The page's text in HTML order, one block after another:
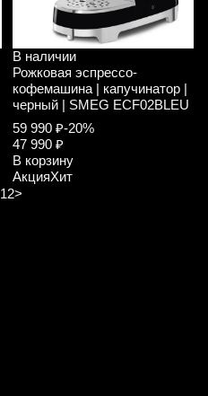
В наличии
Рожковая эспрессо-
кофемашина | капучинатор |
черный | SMEG ECF02BLEU
59 990 ₽-20%
47 990 ₽
В корзину
АкцияХит
12>